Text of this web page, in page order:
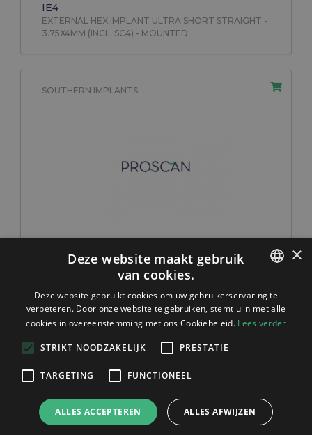
IE4
EXTERNAL HEX IMPLANT ULTRA SHORT STRAIGHT -
3.75X4MM (INCL. SC4) - MOUNTED
SOUTHERN IMPLANTS
EXTERNAL HEX IMPLANT ULTRA SHORT STRAIGHT -
3.75X6MM (INCL. SC4) - MOUNTED
1
info@proscan.be
BTW: BE0899775364
© Proscan 2026 Privacybeleid Cookiebeleid
DUTCH
×
Deze website maakt gebruik
van cookies.
Deze website gebruikt cookies om uw gebruikerservaring te
verbeteren. Door onze website te gebruiken, stemt u in met alle
cookies in overeenstemming met ons Cookiebeleid. Lees verder
STRIKT NOODZAKELIJK PRESTATIE
TARGETING FUNCTIONEEL
ALLES ACCEPTEREN ALLES AFWIJZEN